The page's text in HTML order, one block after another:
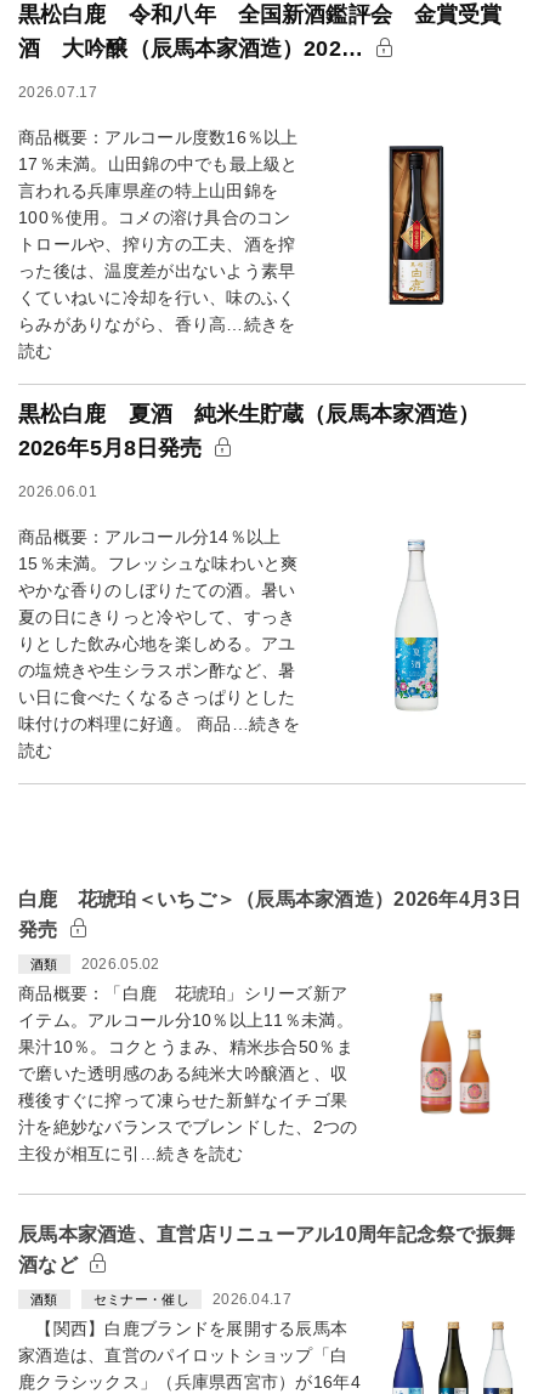
黒松白鹿 令和八年 全国新酒鑑評会 金賞受賞
酒 大吟醸（辰馬本家酒造）202…
2026.07.17
商品概要：アルコール度数16％以上
17％未満。山田錦の中でも最上級と
言われる兵庫県産の特上山田錦を
100％使用。コメの溶け具合のコン
トロールや、搾り方の工夫、酒を搾
った後は、温度差が出ないよう素早
くていねいに冷却を行い、味のふく
らみがありながら、香り高…続きを
読む
黒松白鹿 夏酒 純米生貯蔵（辰馬本家酒造）
2026年5月8日発売
2026.06.01
商品概要：アルコール分14％以上
15％未満。フレッシュな味わいと爽
やかな香りのしぼりたての酒。暑い
夏の日にきりっと冷やして、すっき
りとした飲み心地を楽しめる。アユ
の塩焼きや生シラスポン酢など、暑
い日に食べたくなるさっぱりとした
味付けの料理に好適。 商品…続きを
読む
白鹿 花琥珀＜いちご＞（辰馬本家酒造）2026年4月3日
発売
酒類 2026.05.02
商品概要：「白鹿 花琥珀」シリーズ新ア
イテム。アルコール分10％以上11％未満。
果汁10％。コクとうまみ、精米歩合50％ま
で磨いた透明感のある純米大吟醸酒と、収
穫後すぐに搾って凍らせた新鮮なイチゴ果
汁を絶妙なバランスでブレンドした、2つの
主役が相互に引…続きを読む
辰馬本家酒造、直営店リニューアル10周年記念祭で振舞
酒など
酒類 セミナー・催し 2026.04.17
【関西】白鹿ブランドを展開する辰馬本
家酒造は、直営のパイロットショップ「白
鹿クラシックス」（兵庫県西宮市）が16年4